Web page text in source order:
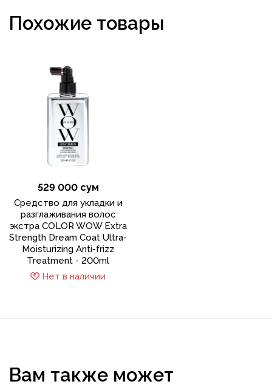
Похожие товары
529 000 сум
Средство для укладки и
разглаживания волос
экстра COLOR WOW Extra
Strength Dream Coat Ultra-
Moisturizing Anti-frizz
Treatment - 200ml
Нет в наличии
Вам также может